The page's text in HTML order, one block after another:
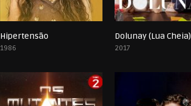
Hipertensão
1986
Dolunay (Lua Cheia)
2017